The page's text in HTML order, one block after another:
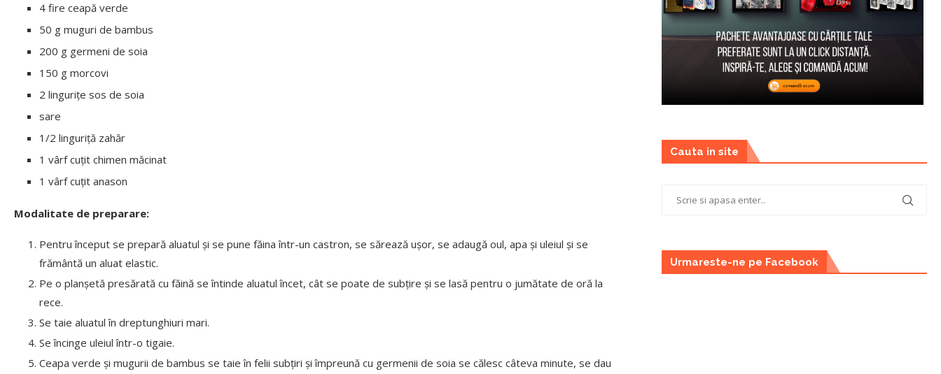
4 fire ceapă verde
50 g muguri de bambus
200 g germeni de soia
150 g morcovi
2 lingurițe sos de soia
sare
1/2 linguriță zahăr
1 vârf cuțit chimen măcinat
1 vârf cuțit anason
Modalitate de preparare:
Pentru început se prepară aluatul și se pune făina într-un castron, se sărează ușor, se adaugă oul, apa și uleiul și se
frământă un aluat elastic.
Pe o planșetă presărată cu făină se întinde aluatul încet, cât se poate de subțire și se lasă pentru o jumătate de oră la
rece.
Se taie aluatul în dreptunghiuri mari.
Se încinge uleiul într-o tigaie.
Ceapa verde și mugurii de bambus se taie în felii subțiri și împreună cu germenii de soia se călesc câteva minute, se dau
Cauta in site
Urmareste-ne pe Facebook